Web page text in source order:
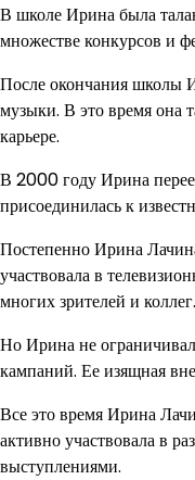
В школе Ирина была
множестве конкурсов и
После окончания школы
музыки. В это время она
карьере.
В 2000 году Ирина
присоединилась к
Постепенно Ирина
участвовала в
многих зрителей и коллег.
Но Ирина не
кампаний. Ее изящная
Все это время Ирина
активно участвовала в
выступлениями.